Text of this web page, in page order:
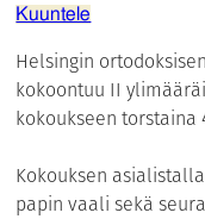
Kuuntele
Helsingin
kokoontuu II
kokoukseen torstaina
Kokouksen
papin vaali sekä